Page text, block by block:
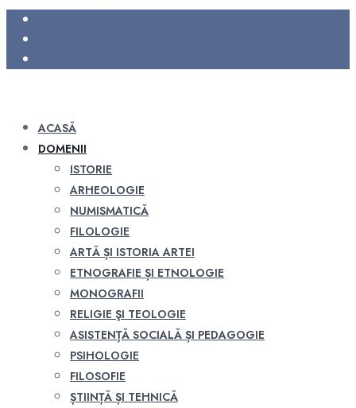
ACASĂ
DOMENII
ISTORIE
ARHEOLOGIE
NUMISMATICĂ
FILOLOGIE
ARTĂ ȘI ISTORIA ARTEI
ETNOGRAFIE ȘI ETNOLOGIE
MONOGRAFII
RELIGIE ŞI TEOLOGIE
ASISTENȚĂ SOCIALĂ ȘI PEDAGOGIE
PSIHOLOGIE
FILOSOFIE
ȘTIINȚĂ ȘI TEHNICĂ